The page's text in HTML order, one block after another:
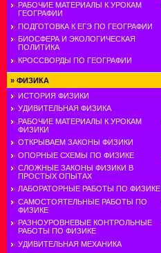
РАБОЧИЕ МАТЕРИАЛЫ К УРОКАМ
ГЕОГРАФИИ
ПОДГОТОВКА К ЕГЭ ПО ГЕОГРАФИИ
БИОСФЕРА И ЭКОЛОГИЧЕСКАЯ
ПОЛИТИКА
КРОССВОРДЫ ПО ГЕОГРАФИИ
» ФИЗИКА
ИСТОРИЯ ФИЗИКИ
УДИВИТЕЛЬНАЯ ФИЗИКА
РАБОЧИЕ МАТЕРИАЛЫ К УРОКАМ
ФИЗИКИ
ОТКРЫВАЕМ ЗАКОНЫ ФИЗИКИ
ОПОРНЫЕ СХЕМЫ ПО ФИЗИКЕ
СЛОЖНЫЕ ЗАКОНЫ ФИЗИКИ В
ПРОСТЫХ ОПЫТАХ
ЛАБОРАТОРНЫЕ РАБОТЫ ПО ФИЗИКЕ
САМОСТОЯТЕЛЬНЫЕ РАБОТЫ ПО
ФИЗИКЕ
РАЗНОУРОВНЕВЫЕ КОНТРОЛЬНЫЕ
РАБОТЫ ПО ФИЗИКЕ
УДИВИТЕЛЬНАЯ МЕХАНИКА